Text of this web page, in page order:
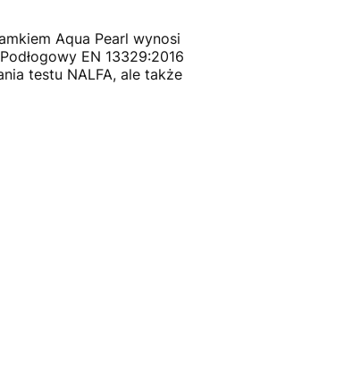
Aqua Pearl wynosi
EN 13329:2016
testu NALFA, ale także